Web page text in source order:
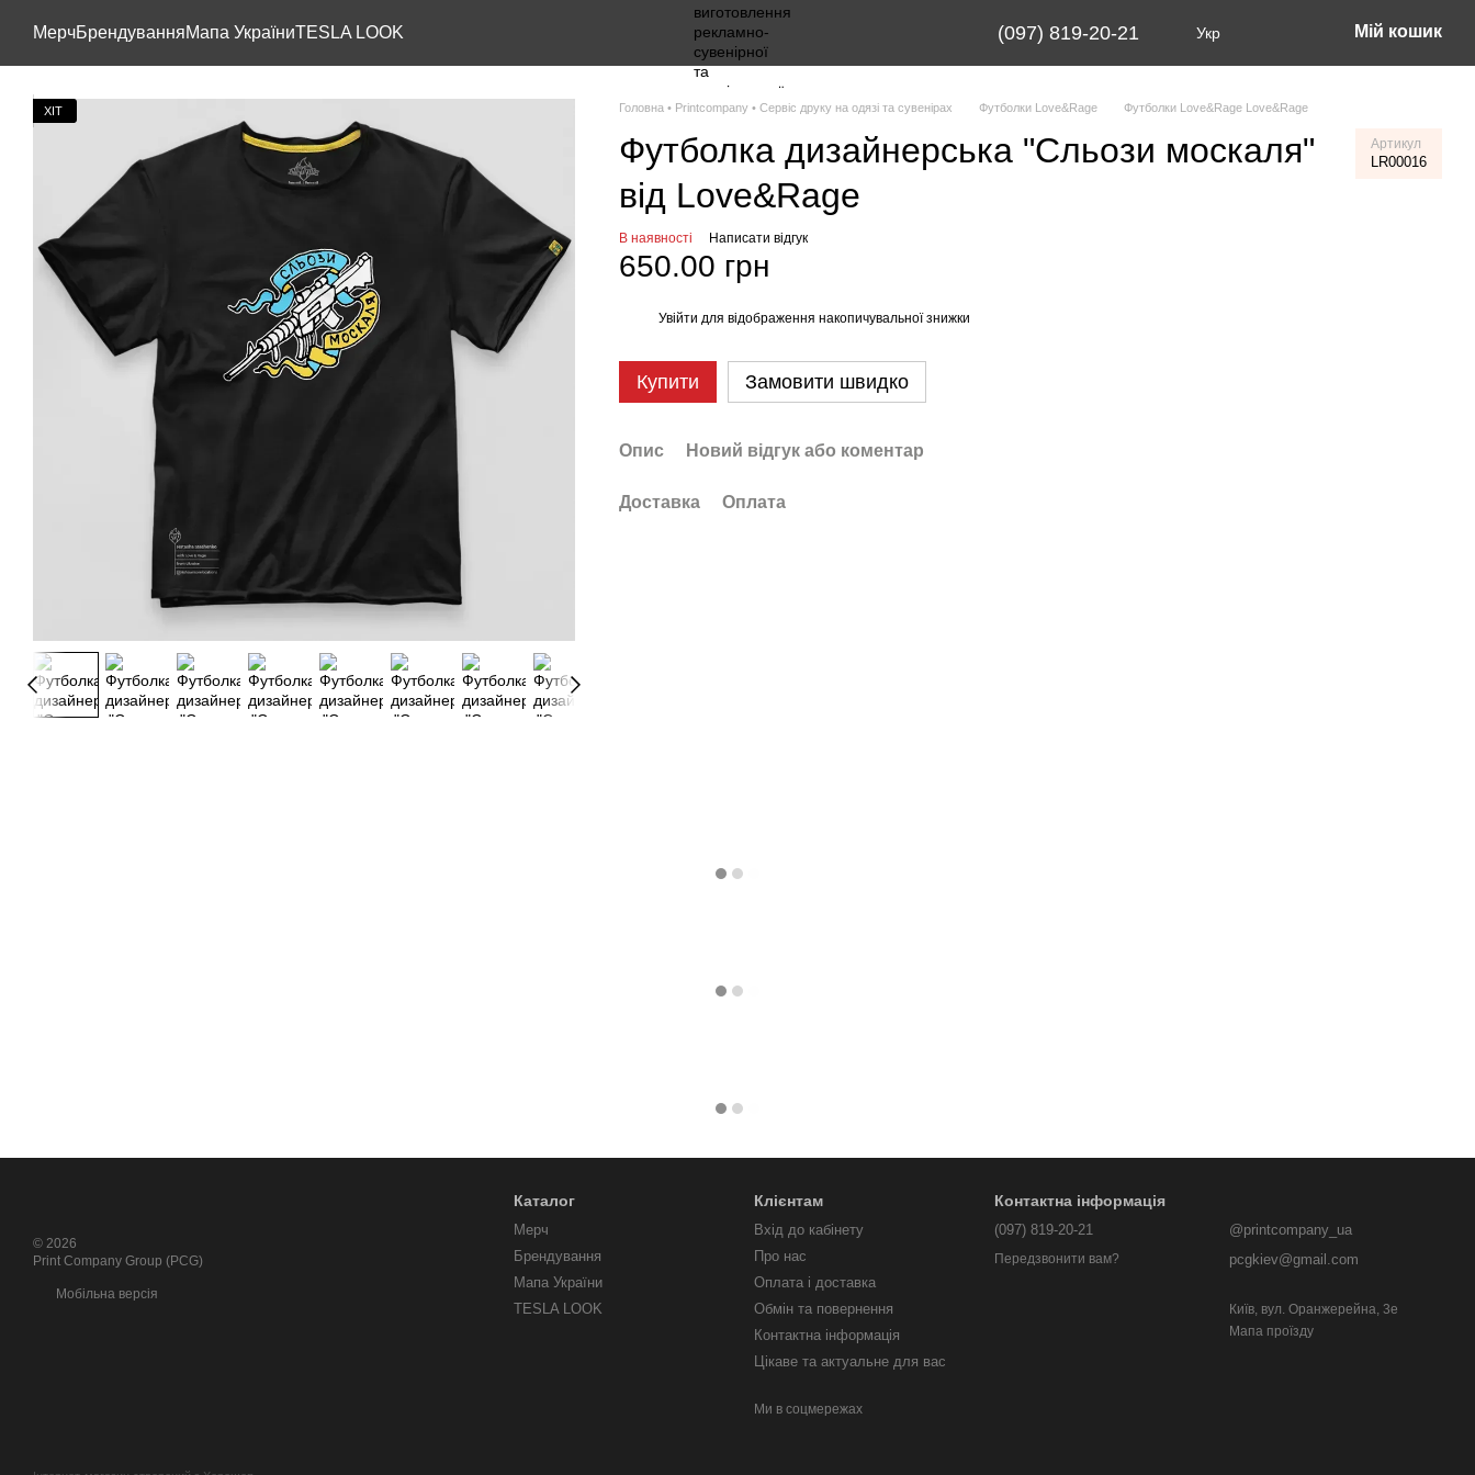
МерчБрендуванняМапа УкраїниTESLA LOOK (097) 819-20-21 Укр Мій кошик
ХІТ Головна • Printcompany • Сервіс друку на одязі та сувенірах Футболки Love&Rage Футболки Love&Rage Love&Rage
Футболка дизайнерська "Сльози москаля"
від Love&Rage
Артикул
LR00016
В наявності Написати відгук
650.00 грн
Увійти для відображення накопичувальної знижки
Купити Замовити швидко
Опис Новий відгук або коментар
Доставка Оплата
© 2026
Print Company Group (PCG)
Мобільна версія
Каталог
Мерч
Брендування
Мапа України
TESLA LOOK
Клієнтам
Вхід до кабінету
Про нас
Оплата і доставка
Обмін та повернення
Контактна інформація
Цікаве та актуальне для вас
Ми в соцмережах
Контактна інформація
(097) 819-20-21
Передзвонити вам?
@printcompany_ua
pcgkiev@gmail.com
Київ, вул. Оранжерейна, 3е
Мапа проїзду